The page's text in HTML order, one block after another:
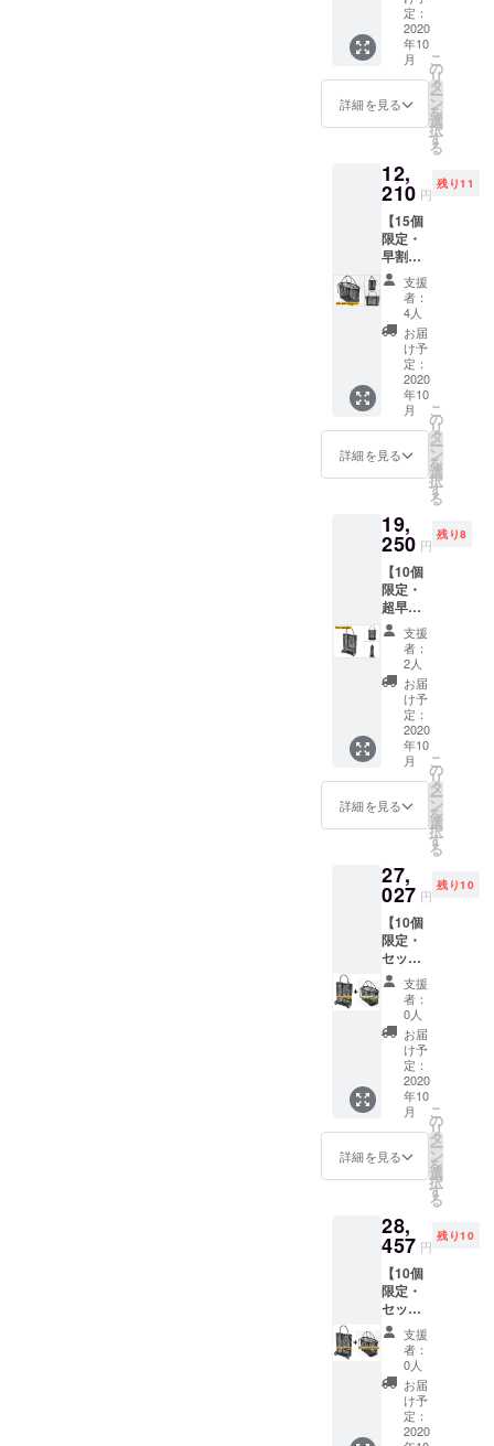
した商
品×１点
［一般
販売予
定価
格
14,080
F］
Velo
univers
al Petit
● サイ
ズ：
30×14×
20（W×
D×H）
cm ● 重
さ：
550g ※
送料込
みで
す。 ※
皆様の
ご支援
上した
場合、
売価格
が販売
予定価
格より
下がる
可能性
もござ
いま
す。 ※
ご注文
状況、
使用部
材の供
給状
合等に
より出
荷時期
が遅れ
る場合
があり
ます。
定：
2020
年10
月
詳細を見る
こ
の
リ
タ
ー
ン
を
選
択
す
る
12,
210 円
残り11
【15個
限定・
早割
25％OF
F】Velo
univers
al
Moyen
・完成
した商
品×１点
［一般
販売予
定価
格
25%OF
F］
Velo
univers
al
Moyen
● サイ
ズ：
36×17×
26（W×
D×H）
cm ● 重
さ：
750g ※
送料込
みで
す。 ※
量産効
率が向
場合、
正規販
売価格
が販売
予定価
格より
下がる
可能性
もござ
いま
す。 ※
ご注文
状況、
使用部
造工程
上の都
合等に
より出
荷時期
が遅れ
る場合
があり
ます。
支援
者：
4人
お届
け予
定：
2020
年10
月
詳細を見る
こ
の
リ
タ
ー
ン
を
選
択
す
る
19,
250 円
残り8
【10個
限定・
超早割
30％OF
F】Velo
shoppin
g ・完
成した
商品×１
点 ［一
般販売
予定価
格
27.500
円（税
F］
Velo
shoppin
g ● サイ
ズ：
44×18×
55（W×
D×H）
cm ● 重
さ：2kg
※送料込
みで
す。 ※
皆様の
ご支援
により
量産効
正規販
売価格
予定価
格より
下がる
可能性
もござ
いま
す。 ※
ご注文
状況、
使用部
支援
者：
2人
お届
け予
定：
2020
年10
月
詳細を見る
こ
の
リ
タ
ー
ン
を
選
択
す
る
27,
027 円
残り10
【10個
限定・
セット
割
35％OF
F】Velo
shoppin
g ＆
Petit ・
完成し
た商品×
２点
［一般
販売予
定価
shoppin
g
27,500
円 +
Velo
univers
al Petit
14,080
円の
35%OF
Velo
shoppin
支援
者：
0人
お届
け予
定：
2020
年10
月
詳細を見る
こ
の
リ
タ
ー
ン
を
選
択
す
る
28,
457 円
残り10
【10個
限定・
セット
割
35％OF
F】Velo
shoppin
g ＆
Moyen
・完成
支援
者：
0人
お届
け予
定：
2020